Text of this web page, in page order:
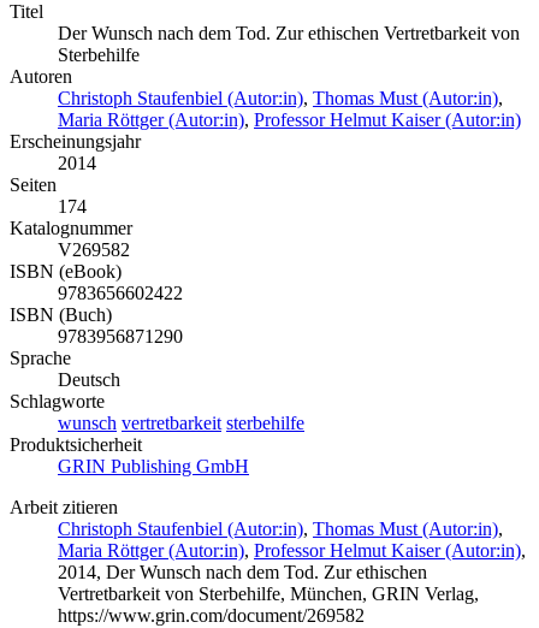
Titel
Der Wunsch nach dem Tod. Zur ethischen Vertretbarkeit von
Sterbehilfe
Autoren
Christoph Staufenbiel (Autor:in), Thomas Must (Autor:in),
Maria Röttger (Autor:in), Professor Helmut Kaiser (Autor:in)
Erscheinungsjahr
2014
Seiten
174
Katalognummer
V269582
ISBN (eBook)
9783656602422
ISBN (Buch)
9783956871290
Sprache
Deutsch
Schlagworte
wunsch vertretbarkeit sterbehilfe
Produktsicherheit
GRIN Publishing GmbH
Arbeit zitieren
Christoph Staufenbiel (Autor:in), Thomas Must (Autor:in),
Maria Röttger (Autor:in), Professor Helmut Kaiser (Autor:in),
2014, Der Wunsch nach dem Tod. Zur ethischen
Vertretbarkeit von Sterbehilfe, München, GRIN Verlag,
https://www.grin.com/document/269582